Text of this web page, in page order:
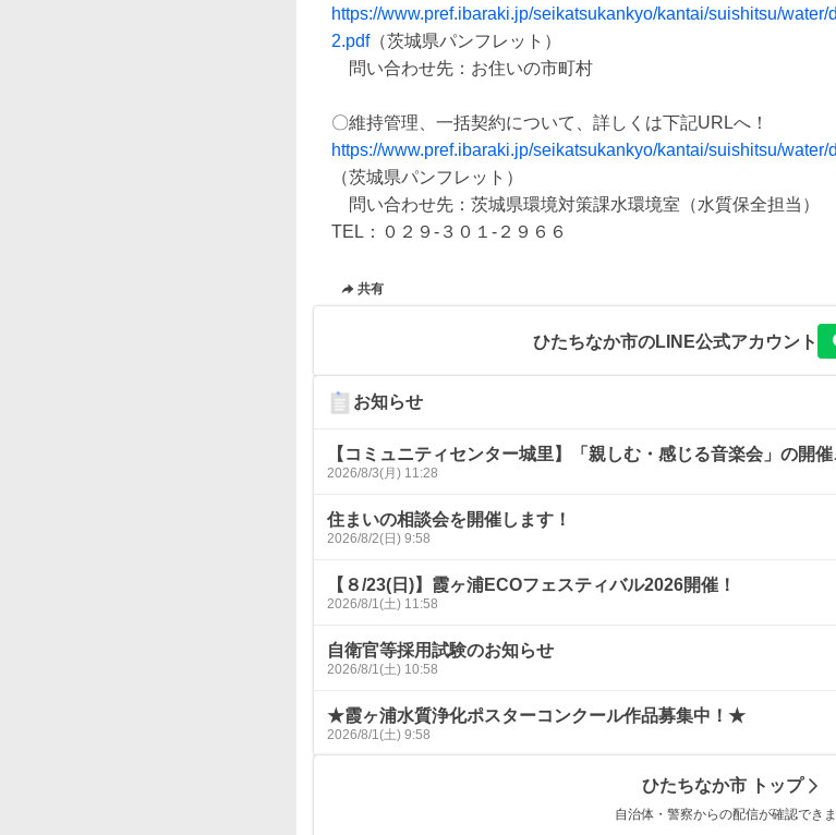
https://www.pref.ibaraki.jp/seikatsukankyo/kantai/suishitsu/
2.pdf（茨城県パンフレット）
問い合わせ先：お住いの市町村
https://www.pref.ibaraki.jp/seikatsukankyo/kantai/suishitsu/
（茨城県パンフレット）
問い合わせ先：茨城県環境対策課水環境室（水質保全担当）
TEL：０２９-３０１-２９６６
共有
ひたちなか市のLINE公式アカウント
お知らせ
【コミュニティセンター城里】「親しむ・感じる音楽会」の開催
2026/8/3(月) 11:28
住まいの相談会を開催します！
2026/8/2(日) 9:58
【８/23(日)】霞ヶ浦ECOフェスティバル2026開催！
2026/8/1(土) 11:58
自衛官等採用試験のお知らせ
2026/8/1(土) 10:58
★霞ヶ浦水質浄化ポスターコンクール作品募集中！★
2026/8/1(土) 9:58
ひたちなか市 トップ
自治体・警察からの配信が確認でき